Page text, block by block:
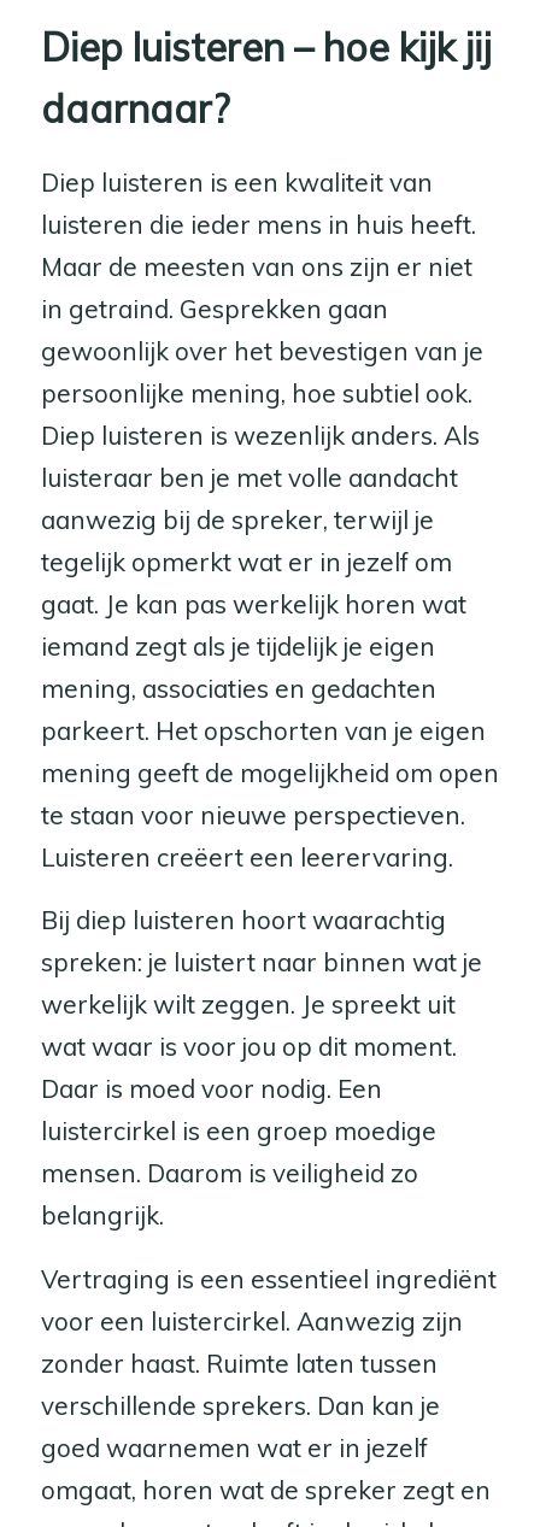
Diep luisteren – hoe kijk jij
daarnaar?
Diep luisteren is een kwaliteit van
luisteren die ieder mens in huis heeft.
Maar de meesten van ons zijn er niet
in getraind. Gesprekken gaan
gewoonlijk over het bevestigen van je
persoonlijke mening, hoe subtiel ook.
Diep luisteren is wezenlijk anders. Als
luisteraar ben je met volle aandacht
aanwezig bij de spreker, terwijl je
tegelijk opmerkt wat er in jezelf om
gaat. Je kan pas werkelijk horen wat
iemand zegt als je tijdelijk je eigen
mening, associaties en gedachten
parkeert. Het opschorten van je eigen
mening geeft de mogelijkheid om open
te staan voor nieuwe perspectieven.
Luisteren creëert een leerervaring.
Bij diep luisteren hoort waarachtig
spreken: je luistert naar binnen wat je
werkelijk wilt zeggen. Je spreekt uit
wat waar is voor jou op dit moment.
Daar is moed voor nodig. Een
luistercirkel is een groep moedige
mensen. Daarom is veiligheid zo
belangrijk.
Vertraging is een essentieel ingrediënt
voor een luistercirkel. Aanwezig zijn
zonder haast. Ruimte laten tussen
verschillende sprekers. Dan kan je
goed waarnemen wat er in jezelf
omgaat, horen wat de spreker zegt en